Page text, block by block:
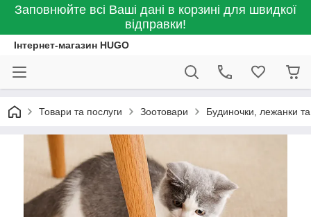
Заповнюйте всі Ваші дані в корзині для швидкої
відправки!
Інтернет-магазин HUGO
Товари та послуги Зоотовари Будиночки, лежанки